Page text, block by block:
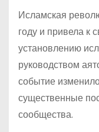
Исламская
году и привела к
установлению
руководством
событие
существенные
сообщества.